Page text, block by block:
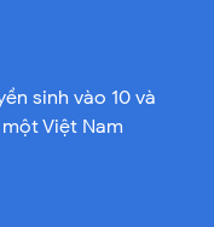
sinh vào 10 và
Việt Nam